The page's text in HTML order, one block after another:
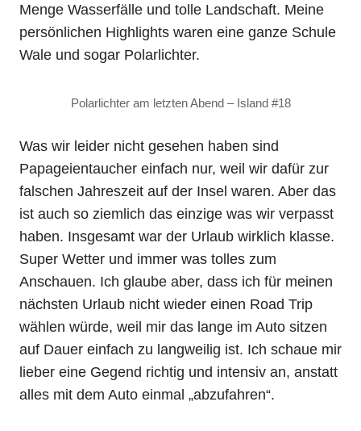
Menge Wasserfälle und tolle Landschaft. Meine
persönlichen Highlights waren eine ganze Schule
Wale und sogar Polarlichter.
Polarlichter am letzten Abend – Island #18
Was wir leider nicht gesehen haben sind
Papageientaucher einfach nur, weil wir dafür zur
falschen Jahreszeit auf der Insel waren. Aber das
ist auch so ziemlich das einzige was wir verpasst
haben. Insgesamt war der Urlaub wirklich klasse.
Super Wetter und immer was tolles zum
Anschauen. Ich glaube aber, dass ich für meinen
nächsten Urlaub nicht wieder einen Road Trip
wählen würde, weil mir das lange im Auto sitzen
auf Dauer einfach zu langweilig ist. Ich schaue mir
lieber eine Gegend richtig und intensiv an, anstatt
alles mit dem Auto einmal „abzufahren“.